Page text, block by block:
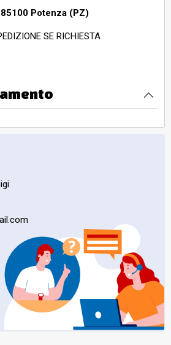
Potenza (PZ)
SE RICHIESTA